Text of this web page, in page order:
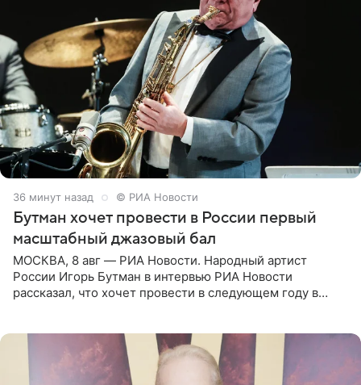
36 минут назад © РИА Новости
Бутман хочет провести в России первый
масштабный джазовый бал
МОСКВА, 8 авг — РИА Новости. Народный артист
России Игорь Бутман в интервью РИА Новости
рассказал, что хочет провести в следующем году в